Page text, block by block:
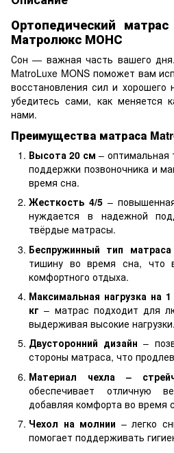
Ортопедический
Матролюкс МОНС
Сон — важная часть вашего
MatroLuxe MONS поможет вам
восстановления сил и хорошего
убедитесь сами, как меняется
нами.
Преимущества матраса
Высота 20 см – оптимальная
поддержки позвоночника и
время сна.
Жесткость 4/5–
нуждается в надежной
твёрдые матрасы.
Беспружинный тип матраса
тишину во время сна, что
комфортного отдыха.
Максимальная нагрузка на
кг – матрас подходит для
выдерживая высокие нагрузки.
Двусторонний дизайн –
стороны матраса, что
Материал чехла –
обеспечивает отличную
добавляя комфорта во время
Чехол на молнии – легко
помогает поддерживать